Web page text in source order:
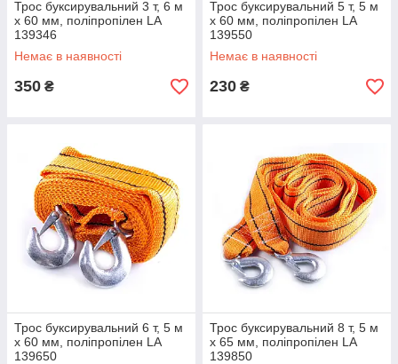
Трос буксирувальний 3 т, 6 м
х 60 мм, поліпропілен LA
139346
Немає в наявності
350 ₴
Трос буксирувальний 5 т, 5 м
х 60 мм, поліпропілен LA
139550
Немає в наявності
230 ₴
Трос буксирувальний 6 т, 5 м
х 60 мм, поліпропілен LA
139650
Трос буксирувальний 8 т, 5 м
х 65 мм, поліпропілен LA
139850